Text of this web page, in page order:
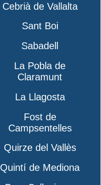
Cebrià de Vallalta
Sant Boi
Sabadell
La Pobla de
Claramunt
La Llagosta
Fost de
Campsentelles
Quirze del Vallès
Quintí de Mediona